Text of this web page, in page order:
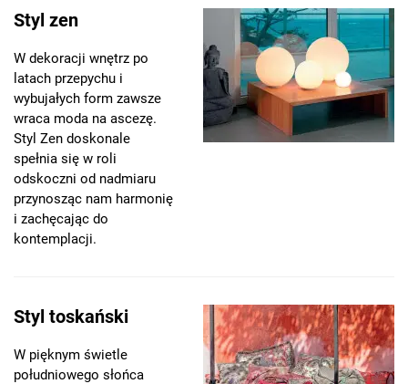
Styl zen
W dekoracji wnętrz po
latach przepychu i
wybujałych form zawsze
wraca moda na ascezę.
Styl Zen doskonale
spełnia się w roli
odskoczni od nadmiaru
przynosząc nam harmonię
i zachęcając do
kontemplacji.
Styl toskański
W pięknym świetle
południowego słońca